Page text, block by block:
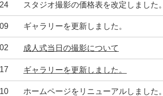
スタジオ撮影の価格表を改定しました。
ギャラリーを更新しました。
成人式当日の撮影について
ギャラリーを更新しました。
ホームページをリニューアルしました。